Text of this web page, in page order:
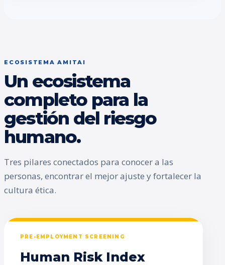
ECOSISTEMA AMITAI
Un ecosistema
completo para la
gestión del riesgo
humano.
Tres pilares conectados para conocer a las
personas, encontrar el mejor ajuste y fortalecer la
cultura ética.
PRE-EMPLOYMENT SCREENING
Human Risk Index